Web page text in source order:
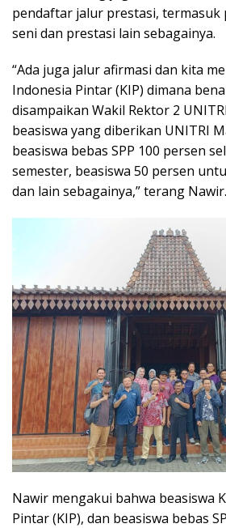
pendaftar jalur prestasi, termasuk
seni dan prestasi lain sebagainya.
“Ada juga jalur afirmasi dan kita
Indonesia Pintar (KIP) dimana
disampaikan Wakil Rektor 2
beasiswa yang diberikan UNITRI
beasiswa bebas SPP 100 persen
semester, beasiswa 50 persen
dan lain sebagainya,” terang Nawir.
Nawir mengakui bahwa beasiswa
Pintar (KIP), dan beasiswa bebas